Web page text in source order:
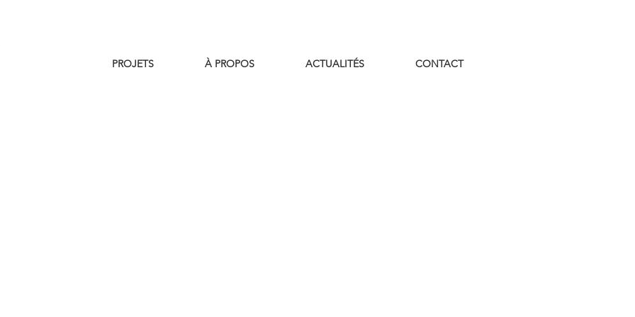
PROJETS À PROPOS ACTUALITÉS CONTACT